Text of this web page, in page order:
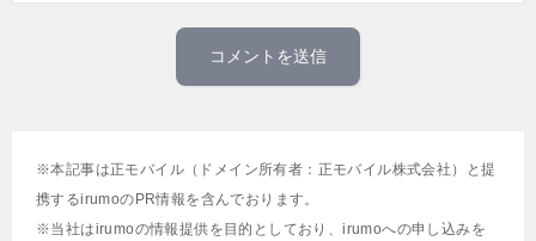
※本記事は正モバイル（ドメイン所有者：正モバイル株式会社）と提
携するirumoのPR情報を含んでおります。
※当社はirumoの情報提供を目的としており、irumoへの申し込みを